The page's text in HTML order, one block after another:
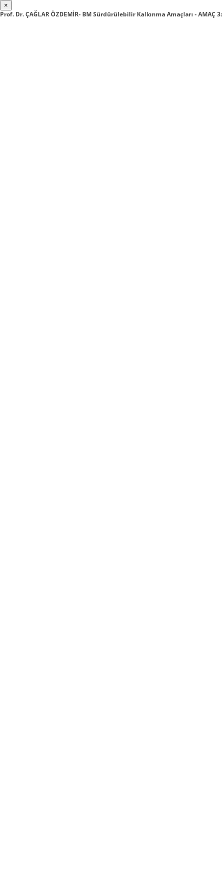
×
Prof. Dr. ÇAĞLAR ÖZDEMİR- BM Sürdürülebilir Kalkınma Amaçları - AMAÇ 3: